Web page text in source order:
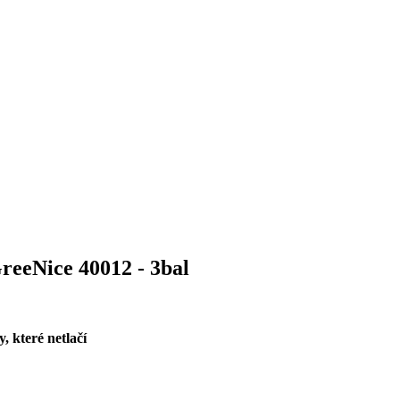
40012 - 3bal
které netlačí